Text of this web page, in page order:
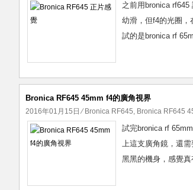
之前用bronica
幼滑，但f4的光圈，
試的是bronica rf
Bronica RF645 45mm f4的廣角視界
2016年01月15日 ⁄ Bronica RF645, Bronica RF645
試完bronica rf
上這支廣角鏡，還
黑黑的機身，感覺